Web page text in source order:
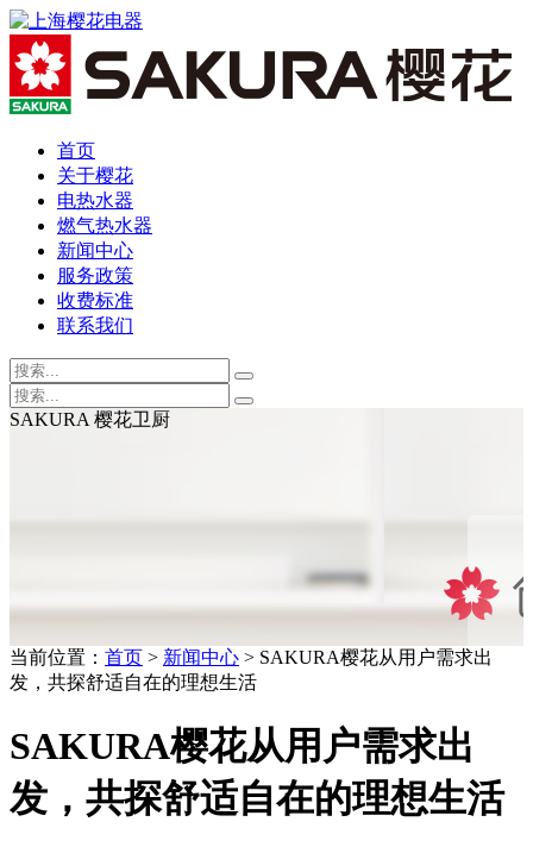
首页
关于樱花
电热水器
燃气热水器
新闻中心
服务政策
收费标准
联系我们
SAKURA 樱花卫厨
当前位置： 首页 > 新闻中心 > SAKURA樱花从用户需求出
发，共探舒适自在的理想生活
SAKURA樱花从用户需求出
发，共探舒适自在的理想生活